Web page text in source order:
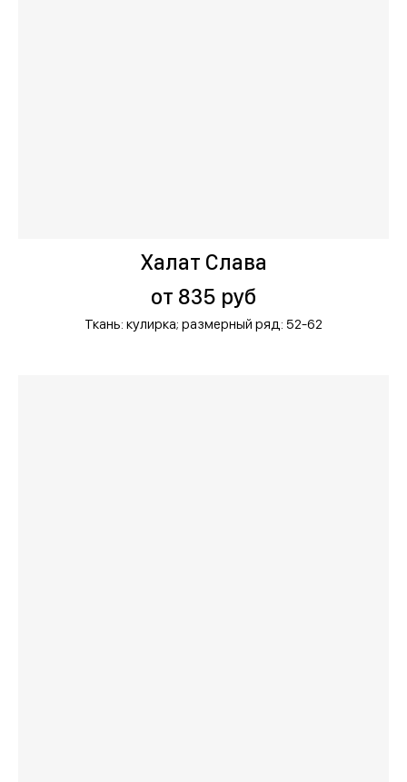
Халат Слава
от 835 руб
Ткань: кулирка; размерный ряд: 52-62